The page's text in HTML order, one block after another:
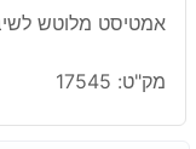
אמטיסט מלוטש לשיבוץ
מק"ט: 17545